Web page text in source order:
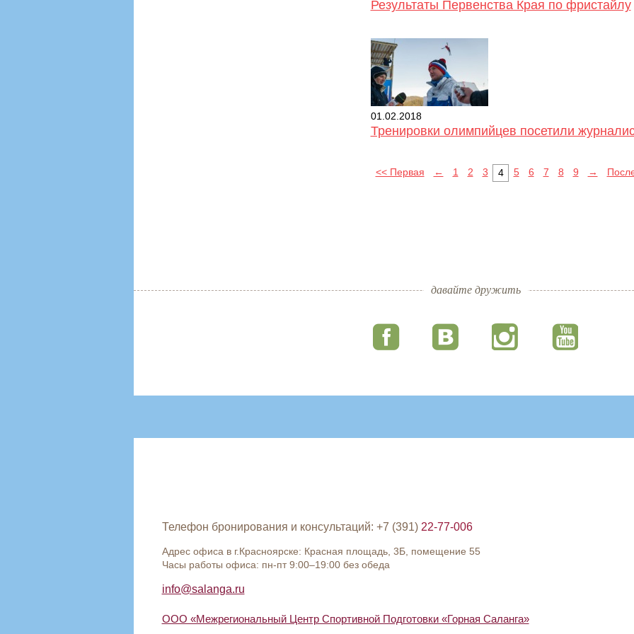
Результаты Первенства Края по фристайлу
01.02.2018
Тренировки олимпийцев посетили
<< Первая ← 1 2 3 4 5 6 7 8 9 →
давайте дружить
Телефон бронирования и консультаций: +7 (391) 22-77-006
Адрес офиса в г.Красноярске: Красная площадь, 3Б, помещение 55
Часы работы офиса: пн-пт 9:00–19:00 без обеда
info@salanga.ru
ООО «Межрегиональный Центр Спортивной Подготовки «Горная Саланга»